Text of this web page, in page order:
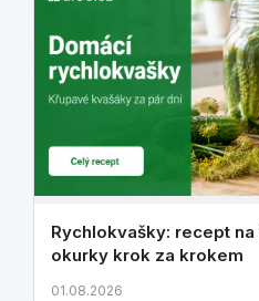
Rychlokvašky: recept
okurky krok za krokem
01.08.2026